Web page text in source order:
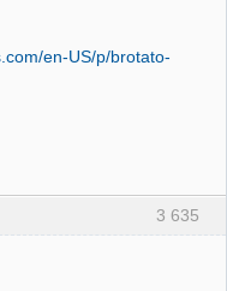
en-US/p/brotato-
3 635